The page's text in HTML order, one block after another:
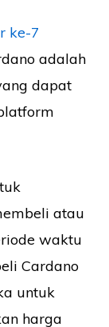
ke-7
adalah
dapat
atau
waktu
Cardano
untuk
harga